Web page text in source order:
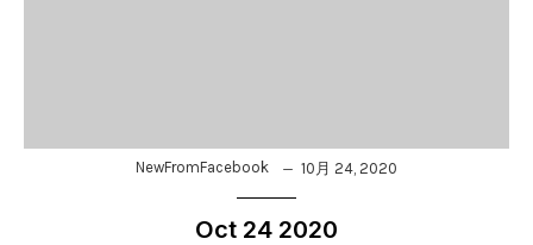
NewFromFacebook 10月 24, 2020
Oct 24 2020